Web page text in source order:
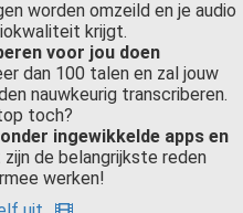
worden omzeild en je audio
krijgt.
voor jou doen
dan 100 talen en zal jouw
nauwkeurig transcriberen.
toch?
ingewikkelde apps en
zijn de belangrijkste reden
werken!